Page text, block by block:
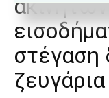
στέγαση
ζευγάρια